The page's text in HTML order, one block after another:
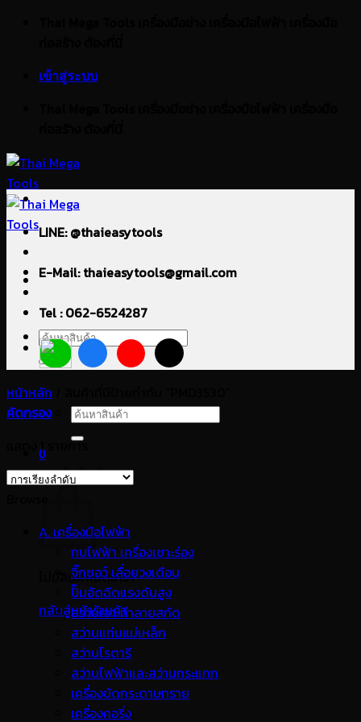
เข้าสู่ระบบ
ค้นหา:
ค้นหา:
0
ตะกร้าสินค้า
ไม่มีสินค้าในตะกร้า
กลับสู่หน้าร้านค้า
LINE: @thaieasytools
E-Mail: thaieasytools@gmail.com
Tel : 062-6524287
หน้าหลัก
คัดกรอง
แสดง 1 รายการ
A. เครื่องมือไฟฟ้า
กบไฟฟ้า เครื่องเซาะร่อง
จิ๊กซอว์ เลื่อยวงเดือน
ปั๊มอัดฉีดแรงดันสูง
สว่านเจาะทำลายสกัด
สว่านแท่นแม่เหล็ก
สว่านโรตารี
สว่านไฟฟ้าและสว่านกระแทก
เครื่องขัดกระดาษทราย
เครื่องคอริ่ง